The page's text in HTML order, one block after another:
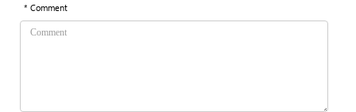
* Comment